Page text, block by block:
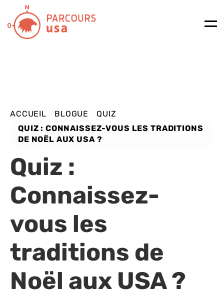
ACCUEIL BLOGUE
QUIZ
QUIZ : CONNAISSEZ-VOUS LES TRADITIONS
DE NOËL AUX USA ?
Quiz :
Connaissez-
vous les
traditions de
Noël aux USA ?